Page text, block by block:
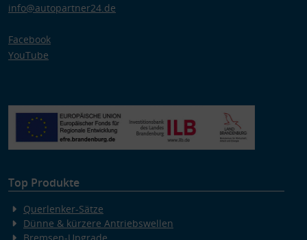
info@autopartner24.de
Facebook
YouTube
Top Produkte
Querlenker-Sätze
Dünne & kürzere Antriebswellen